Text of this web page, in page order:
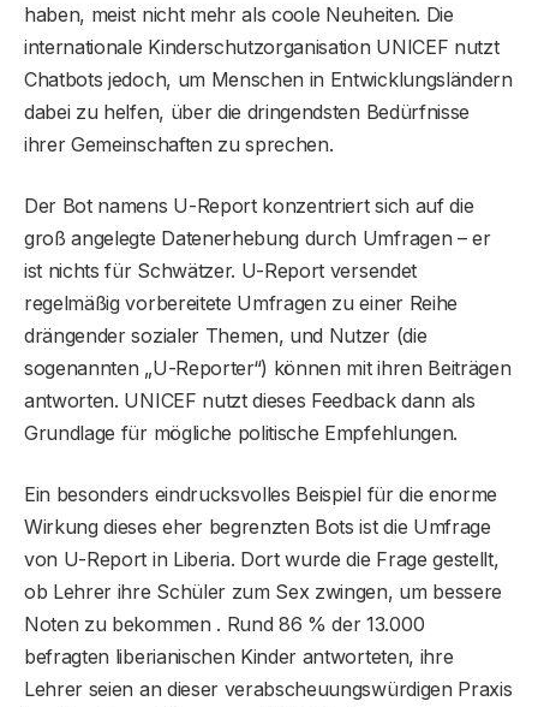
haben, meist nicht mehr als coole Neuheiten. Die
internationale Kinderschutzorganisation UNICEF nutzt
Chatbots jedoch, um Menschen in Entwicklungsländern
dabei zu helfen, über die dringendsten Bedürfnisse
ihrer Gemeinschaften zu sprechen.
Der Bot namens U-Report konzentriert sich auf die
groß angelegte Datenerhebung durch Umfragen – er
ist nichts für Schwätzer. U-Report versendet
regelmäßig vorbereitete Umfragen zu einer Reihe
drängender sozialer Themen, und Nutzer (die
sogenannten „U-Reporter“) können mit ihren Beiträgen
antworten. UNICEF nutzt dieses Feedback dann als
Grundlage für mögliche politische Empfehlungen.
Ein besonders eindrucksvolles Beispiel für die enorme
Wirkung dieses eher begrenzten Bots ist die Umfrage
von U-Report in Liberia. Dort wurde die Frage gestellt,
ob Lehrer ihre Schüler zum Sex zwingen, um bessere
Noten zu bekommen . Rund 86 % der 13.000
befragten liberianischen Kinder antworteten, ihre
Lehrer seien an dieser verabscheuungswürdigen Praxis